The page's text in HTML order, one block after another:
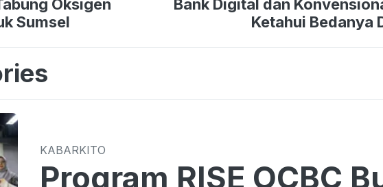
Oksigen
Sumsel
Bank Digital dan
Ketahui Bedanya
KABARKITO
Program RISE OCBC